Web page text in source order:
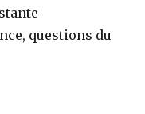
questions du